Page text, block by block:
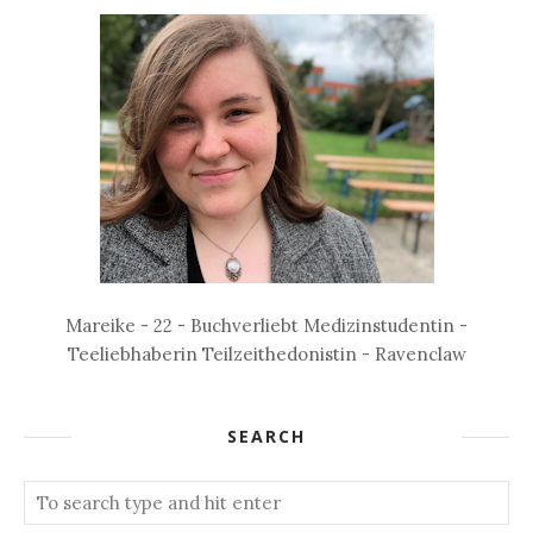
Mareike - 22 - Buchverliebt Medizinstudentin -
Teeliebhaberin Teilzeithedonistin - Ravenclaw
SEARCH